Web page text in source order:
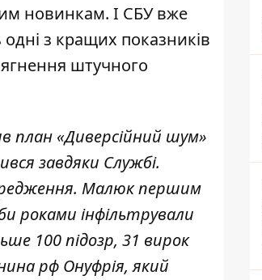
новинкам. І СБУ вже
з кращих показників
штучного
план «Диверсійний шум»
завдяки Службі.
Малюк першим
роками інфільтрували
100 підозр, 31 вирок
рф Онуфрія, який